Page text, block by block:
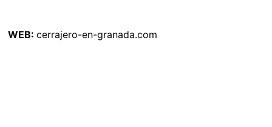
WEB: cerrajero-en-granada.com